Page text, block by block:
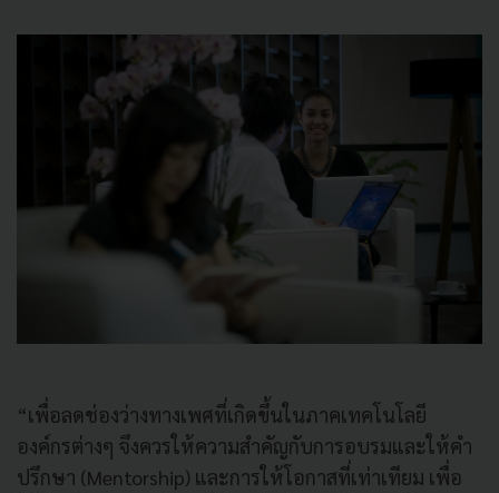
“เพื่อลดช่องว่างทางเพศที่เกิดขึ้นในภาคเทคโนโลยี
องค์กรต่างๆ จึงควรให้ความสำคัญกับการอบรมและให้คำ
ปรึกษา (Mentorship) และการให้โอกาสที่เท่าเทียม เพื่อ